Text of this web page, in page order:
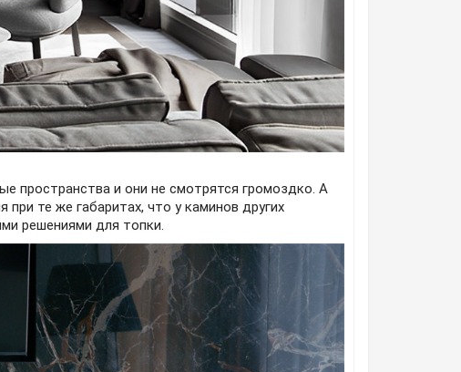
пространства и они не смотрятся громоздко. А
те же габаритах, что у каминов других
решениями для топки.